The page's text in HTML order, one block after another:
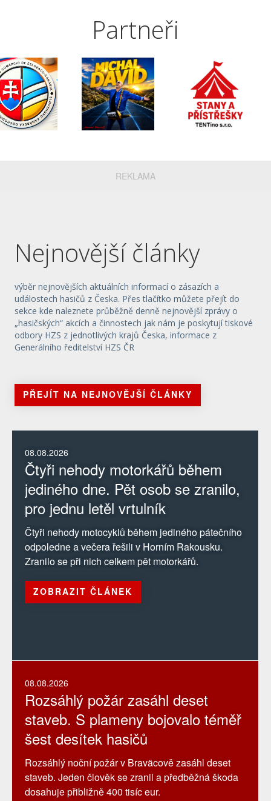
Partneři
REKLAMA
Nejnovější články
výběr nejnovějších aktuálních informací o zásazích a
událostech hasičů z Česka. Přes tlačítko můžete přejít do
sekce kde naleznete průběžně denně nejnovější zprávy o
„hasičských“ akcích a činnostech jak nám je poskytují tiskové
odbory HZS z jednotlivých krajů Česka, informace z
Generálního ředitelství HZS ČR
PŘEJÍT NA NEJNOVĚJŠÍ ČLÁNKY
08.08.2026
Čtyři nehody motorkářů během
jediného dne. Pět osob se zranilo,
pro jednu letěl vrtulník
Čtyři nehody motocyklů během jediného pátečního
odpoledne a večera řešili v Horním Rakousku.
Zranilo se při nich celkem pět motorkářů.
ZOBRAZIT ČLÁNEK
08.08.2026
Rozsáhlý požár zasáhl deset
staveb. S plameny bojovalo téměř
šest desítek hasičů
Rozsáhlý noční požár v Braväcově zasáhl deset
staveb. Jeden člověk se zranil a předběžná škoda
dosahuje přibližně 400 tisíc eur.